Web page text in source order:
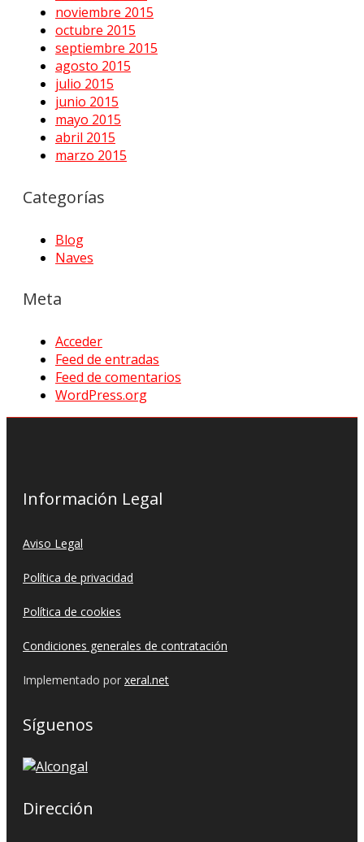
noviembre 2015
octubre 2015
septiembre 2015
agosto 2015
julio 2015
junio 2015
mayo 2015
abril 2015
marzo 2015
Categorías
Blog
Naves
Meta
Acceder
Feed de entradas
Feed de comentarios
WordPress.org
Información Legal
Aviso Legal
Política de privacidad
Política de cookies
Condiciones generales de contratación
Implementado por xeral.net
Síguenos
Dirección